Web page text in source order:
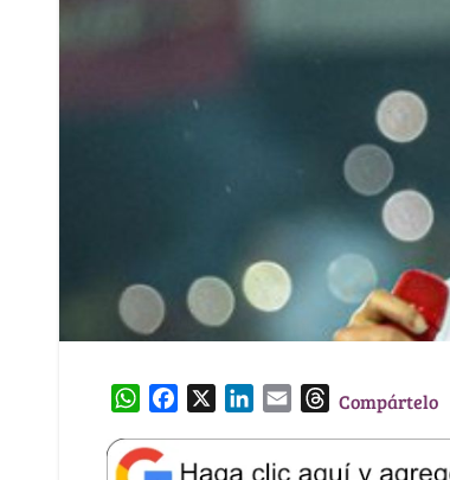
W
a
TCompártelo